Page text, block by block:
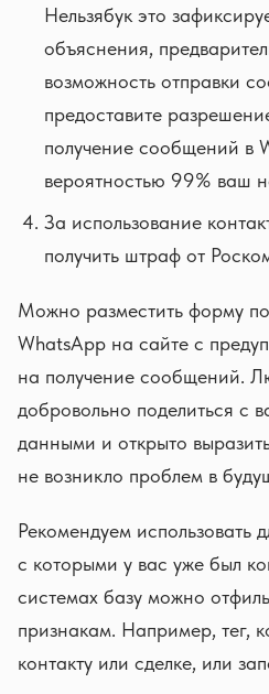
Нельзябук это
объяснения,
возможность отправки
предоставите
получение сообщений в
вероятностью 99% ваш
За использование
получить штраф от
Можно разместить форму
WhatsApp на сайте с
на получение сообщений.
добровольно поделиться с
данными и открыто
не возникло проблем в
Рекомендуем использовать
с которыми у вас уже был
системах базу можно
признакам. Например, тег,
контакту или сделке, или